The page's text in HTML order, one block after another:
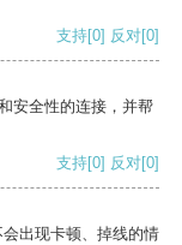
支持[0] 反对[0]
安全性的连接，并帮
支持[0] 反对[0]
出现卡顿、掉线的情